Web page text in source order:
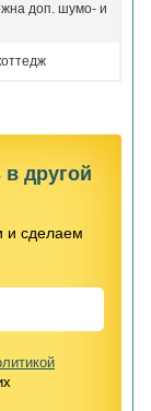
доп. шумо- и
другой
и сделаем